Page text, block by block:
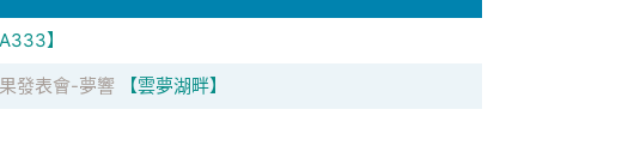
】
發表會-夢響 【雲夢湖畔】